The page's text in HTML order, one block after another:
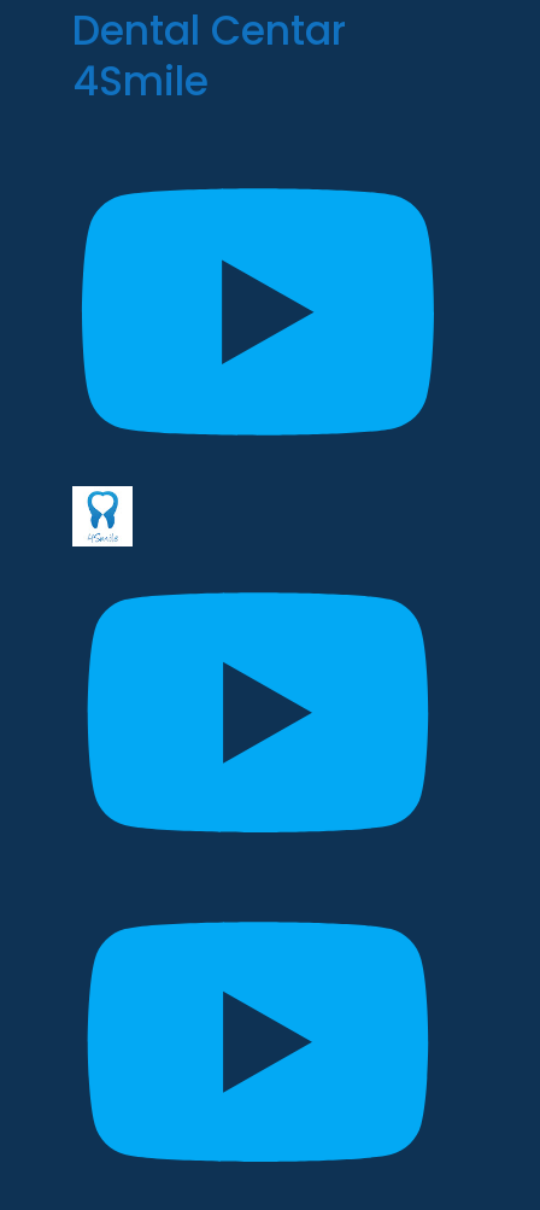
Dental Centar
4Smile